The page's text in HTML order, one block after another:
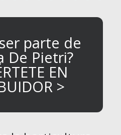
parte de
De Pietri?
EN
>